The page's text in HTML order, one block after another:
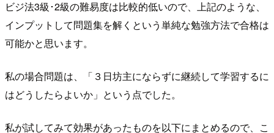
ビジ法3級･2級の難易度は比較的低いので、上記のような、
インプットして問題集を解くという単純な勉強方法で合格は
可能かと思います。
私の場合問題は、「３日坊主にならずに継続して学習するに
はどうしたらよいか」という点でした。
私が試してみて効果があったものを以下にまとめるので、こ